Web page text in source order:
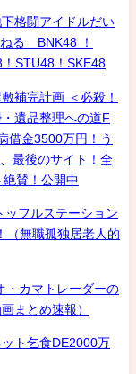
格闘アイドルだい
る BNK48 ！
STU48！SKE48
補完計画 ＜必殺！
遺品整理への道F
借金3500万円！う
最後のサイト！全
賛！公開中
ッフルステーション
（無職孤独居老人的
カマトレーダーの
まとめ速報）
ト乞食DE2000万